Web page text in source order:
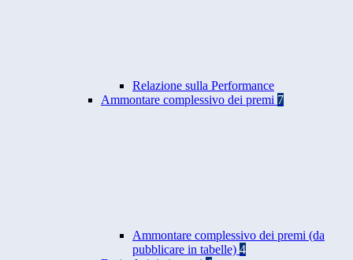
Relazione sulla Performance
Ammontare complessivo dei premi 7
Ammontare complessivo dei premi (da
pubblicare in tabelle) 4